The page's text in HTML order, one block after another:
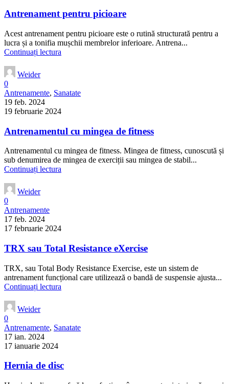
Antrenament pentru picioare
Acest antrenament pentru picioare este o rutină structurată pentru a
lucra și a tonifia mușchii membrelor inferioare. Antrena...
Continuați lectura
Weider
0
Antrenamente, Sanatate
19 feb. 2024
19 februarie 2024
Antrenamentul cu mingea de fitness
Antrenamentul cu mingea de fitness. Mingea de fitness, cunoscută și
sub denumirea de mingea de exerciții sau mingea de stabil...
Continuați lectura
Weider
0
Antrenamente
17 feb. 2024
17 februarie 2024
TRX sau Total Resistance eXercise
TRX, sau Total Body Resistance Exercise, este un sistem de
antrenament funcțional care utilizează o bandă de suspensie ajusta...
Continuați lectura
Weider
0
Antrenamente, Sanatate
17 ian. 2024
17 ianuarie 2024
Hernia de disc